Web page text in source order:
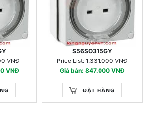
VNĐ
VNĐ
S56SO315GY
Price List: 1.331.000 VNĐ
Giá bán: 847.000 VNĐ
ĐẶT HÀNG